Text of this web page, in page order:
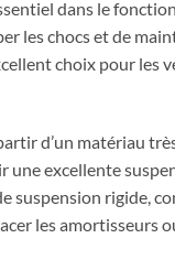
dans le
les chocs et de
choix pour les
d’un matériau
une excellente
suspension rigide,
les amortisseurs